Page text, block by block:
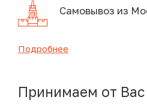
Самовывоз из
Подробнее
Принимаем от Вас